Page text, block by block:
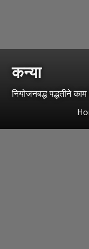
कन्या
नियोजनबद्ध पद्धतीने